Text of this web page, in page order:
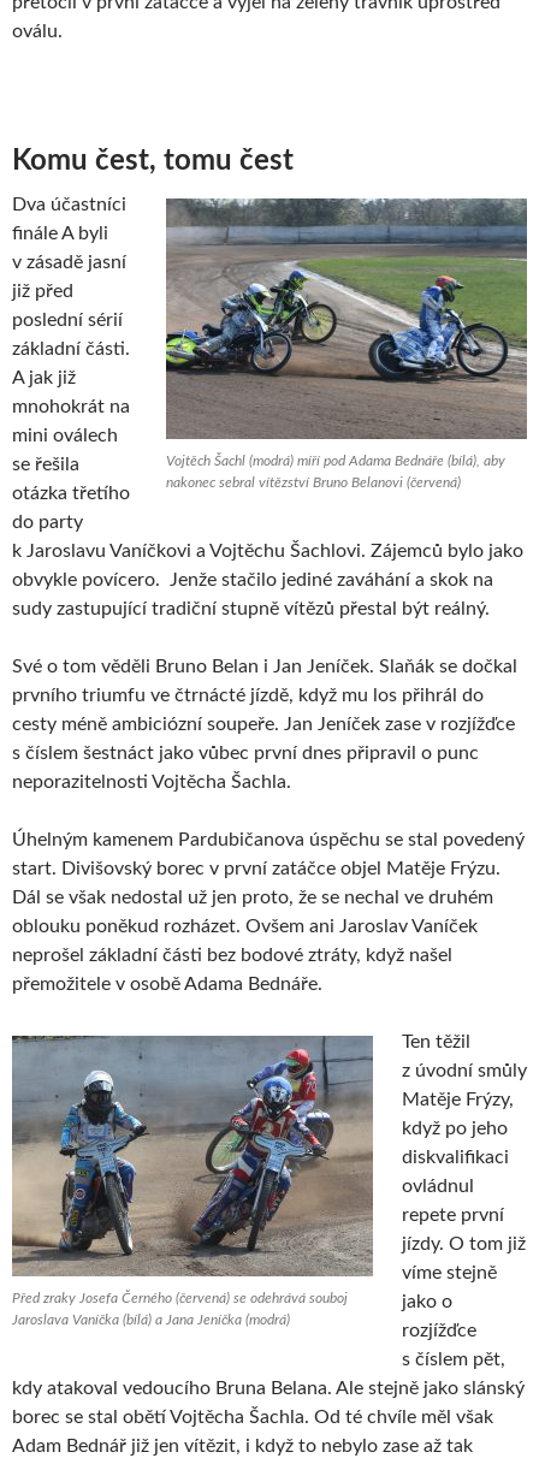
oválu.
Komu čest, tomu čest
Vojtěch Šachl (modrá) míří pod Adama Bednáře (bílá), aby
nakonec sebral vítězství Bruno Belanovi (červená)
Dva účastníci
finále A byli
v zásadě jasní
již před
poslední sérií
základní části.
A jak již
mnohokrát na
mini oválech
se řešila
otázka třetího
do party
k Jaroslavu Vaníčkovi a Vojtěchu Šachlovi. Zájemců bylo jako
obvykle povícero. Jenže stačilo jediné zaváhání a skok na
sudy zastupující tradiční stupně vítězů přestal být reálný.
Své o tom věděli Bruno Belan i Jan Jeníček. Slaňák se dočkal
prvního triumfu ve čtrnácté jízdě, když mu los přihrál do
cesty méně ambiciózní soupeře. Jan Jeníček zase v rozjížďce
s číslem šestnáct jako vůbec první dnes připravil o punc
neporazitelnosti Vojtěcha Šachla.
Úhelným kamenem Pardubičanova úspěchu se stal povedený
start. Divišovský borec v první zatáčce objel Matěje Frýzu.
Dál se však nedostal už jen proto, že se nechal ve druhém
oblouku poněkud rozházet. Ovšem ani Jaroslav Vaníček
neprošel základní části bez bodové ztráty, když našel
přemožitele v osobě Adama Bednáře.
Před zraky Josefa Černého (červená) se odehrává souboj
Jaroslava Vaníčka (bílá) a Jana Jeníčka (modrá)
Ten těžil
z úvodní smůly
Matěje Frýzy,
když po jeho
diskvalifikaci
ovládnul
repete první
jízdy. O tom již
víme stejně
jako o
rozjížďce
s číslem pět,
kdy atakoval vedoucího Bruna Belana. Ale stejně jako slánský
borec se stal obětí Vojtěcha Šachla. Od té chvíle měl však
Adam Bednář již jen vítězit, i když to nebylo zase až tak